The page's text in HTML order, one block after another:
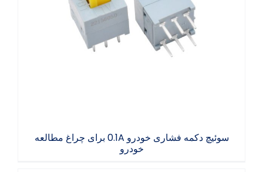
سوئیچ دکمه فشاری خودرو 0.1A برای چراغ
مطالعه خودرو
سوئیچ دکمه فشاری خودرو 0.1A برای چراغ مطالعه
خودرو